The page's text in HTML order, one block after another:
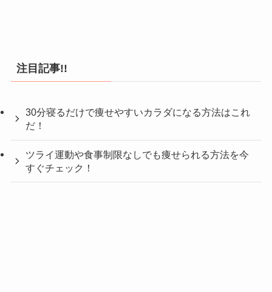
注目記事!!
30分寝るだけで痩せやすいカラダになる方法はこれ
だ！
ツライ運動や食事制限なしでも痩せられる方法を今
すぐチェック！